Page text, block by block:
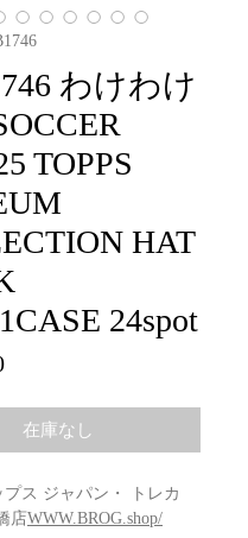
わけわけ
TOPPS
HAT
24spot
価
在庫なし
プス ジャパン・ トレカ
店WWW.BROG.shop/